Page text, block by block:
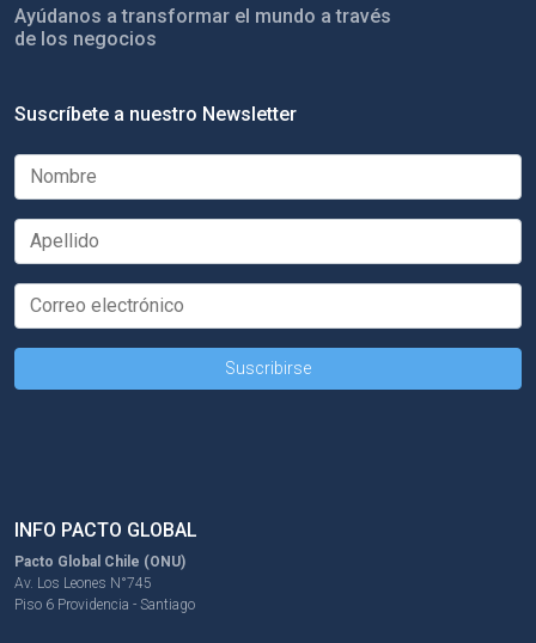
Ayúdanos a transformar el mundo a través
de los negocios
Suscríbete a nuestro Newsletter
INFO PACTO GLOBAL
Pacto Global Chile (ONU)
Av. Los Leones N°745
Piso 6 Providencia - Santiago